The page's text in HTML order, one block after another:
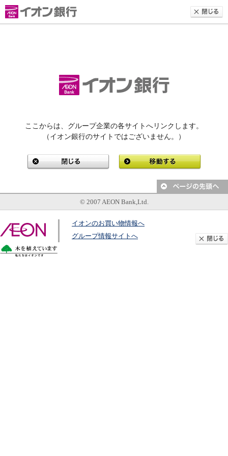
ここからは、グループ企業の各サイトへリンクします。
（イオン銀行のサイトではございません。）
© 2007 AEON Bank,Ltd.
イオンのお買い物情報へ
グループ情報サイトへ